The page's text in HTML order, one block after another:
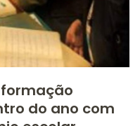
formação
do ano com